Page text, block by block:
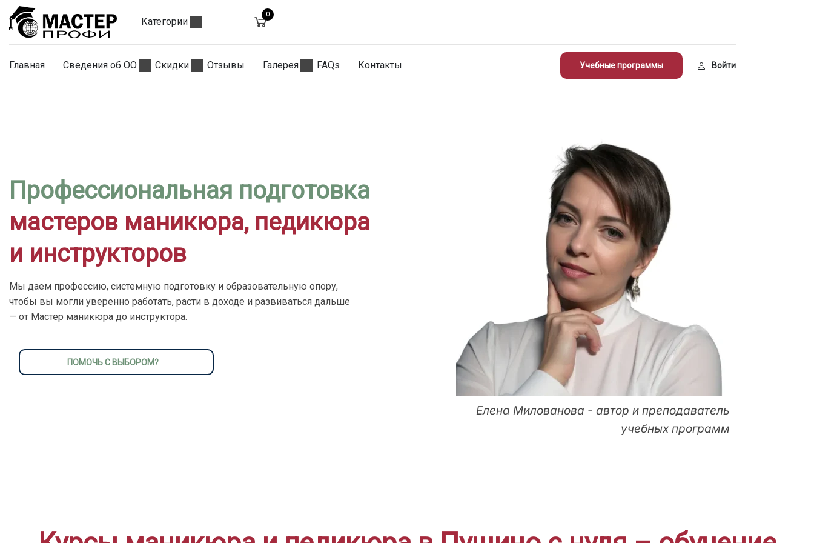
Категории
0
Главная Сведения об ОО Скидки Отзывы Галерея FAQs Контакты Учебные программы Войти
Профессиональная подготовка
мастеров маникюра, педикюра
и инструкторов
Мы даем профессию, системную подготовку и образовательную опору,
чтобы вы могли уверенно работать, расти в доходе и развиваться дальше
— от Мастер маникюра до инструктора.
ПОМОЧЬ С ВЫБОРОМ?
Елена Милованова - автор и преподаватель
учебных программ